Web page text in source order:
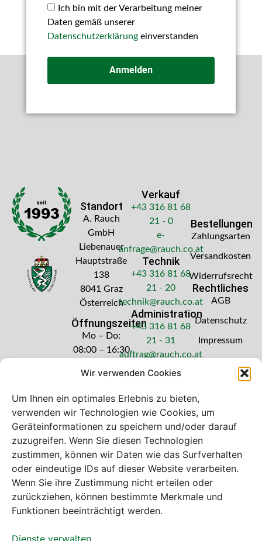
Wir verwenden Cookies
Um Ihnen ein optimales Erlebnis zu bieten,
verwenden wir Technologien wie Cookies, um
Geräteinformationen zu speichern und/oder darauf
zuzugreifen. Wenn Sie diesen Technologien
zustimmen, können wir Daten wie das Surfverhalten
oder eindeutige IDs auf dieser Website verarbeiten.
Wenn Sie ihre Zustimmung nicht erteilen oder
zurückziehen, können bestimmte Merkmale und
Funktionen beeinträchtigt werden.
Dienste verwalten
Ich bin mit der Verarbeitung meiner
Daten gemäß unserer
Datenschutzerklärungeinverstanden
Anmelden
Standort
A. Rauch
GmbH
Liebenauer
Hauptstraße
138
8041 Graz
Österreich
Öffnungszeiten
Mo – Do:
08:00 – 16:30
Freitag: 08:00
Verkauf
+43 316 81 68
21 - 0
e-
anfrage@rauch.co.at
Technik
+43 316 81 68
21 - 20
technik@rauch.co.at
Administration
+43 316 81 68
21 - 31
auftrag@rauch.co.at
Bestellungen
Zahlungsarten
Versandkosten
Widerrufsrecht
Rechtliches
AGB
Datenschutz
Impressum
Bei diesem Webshop handelt es sich um
einen B2B-Webshop
A. Rauch GmbH – Ihr Experte aus Österreich für Waagen,
Eich- & Kalibrierservice, Sprühnebel-Zerstäubungstechnik
und Lebensmittelmaschinen.
Sämtliche Angebote der A. Rauch GmbH richten sich